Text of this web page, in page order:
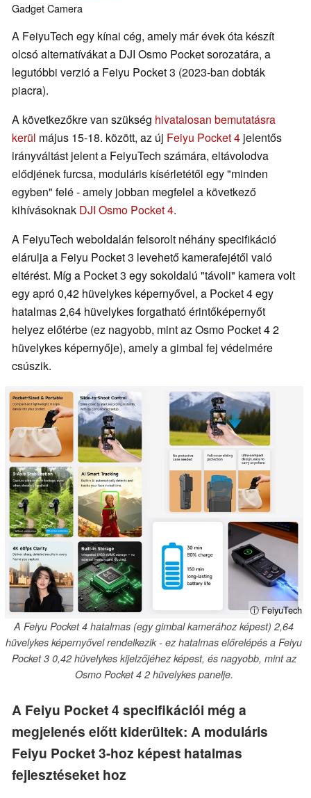
GadgetCamera
A FeiyuTech egy kínai cég, amely már évek óta készít
olcsó alternatívákat a DJI Osmo Pocket sorozatára, a
legutóbbi verzió a Feiyu Pocket 3 (2023-ban dobták
piacra).
A következőkre van szükség hivatalosan bemutatásra
kerül május 15-18. között, az új Feiyu Pocket 4 jelentős
irányváltást jelent a FeiyuTech számára, eltávolodva
elődjének furcsa, moduláris kísérletétől egy "minden
egyben" felé - amely jobban megfelel a következő
kihívásoknak DJI Osmo Pocket 4.
A FeiyuTech weboldalán felsorolt néhány specifikáció
elárulja a Feiyu Pocket 3 levehető kamerafejétől való
eltérést. Míg a Pocket 3 egy sokoldalú "távoli" kamera volt
egy apró 0,42 hüvelykes képernyővel, a Pocket 4 egy
hatalmas 2,64 hüvelykes forgatható érintőképernyőt
helyez előtérbe (ez nagyobb, mint az Osmo Pocket 4 2
hüvelykes képernyője), amely a gimbal fej védelmére
csúszik.
ⓘ FeiyuTech
A Feiyu Pocket 4 hatalmas (egy gimbal kamerához képest) 2,64
hüvelykes képernyővel rendelkezik - ez hatalmas előrelépés a Feiyu
Pocket 3 0,42 hüvelykes kijelzőjéhez képest, és nagyobb, mint az
Osmo Pocket 4 2 hüvelykes panelje.
A Feiyu Pocket 4 specifikációi még a
megjelenés előtt kiderültek: A moduláris
Feiyu Pocket 3-hoz képest hatalmas
fejlesztéseket hoz